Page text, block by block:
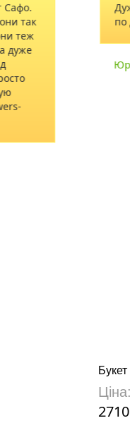
Сафо.
так
теж
дуже
по
Ціна: